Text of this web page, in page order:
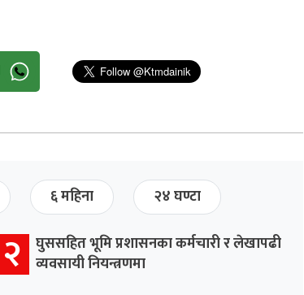
६ महिना २४ घण्टा
२ घुससहित भूमि प्रशासनका कर्मचारी र लेखापढी
व्यवसायी नियन्त्रणमा